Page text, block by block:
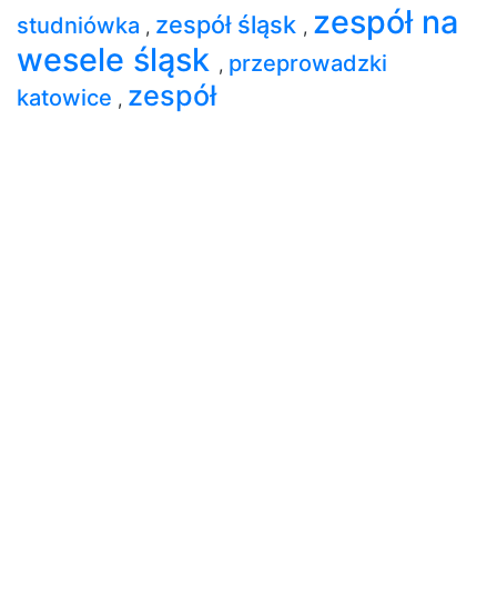
studniówka , zespół śląsk , zespół na
wesele śląsk , przeprowadzki
katowice , zespół